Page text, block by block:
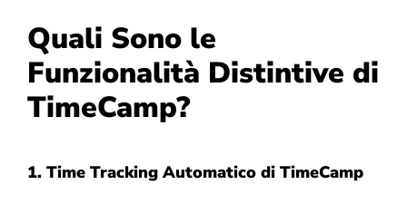
Quali Sono le
Funzionalità Distintive di
TimeCamp?
1. Time Tracking Automatico di TimeCamp